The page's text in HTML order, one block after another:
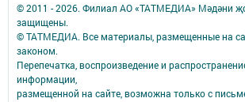
© 2011 - 2026. Филиал АО «ТАТМЕДИА» Мәдәни
защищены.
© ТАТМЕДИА. Все материалы, размещенные на
законом.
Перепечатка, воспроизведение и
информации,
размещенной на сайте, возможна только с